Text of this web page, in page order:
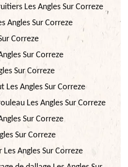
Les Angles Sur Correze
Angles Sur Correze
Correze
Sur Correze
Sur Correze
Les Angles Sur Correze
Les Angles Sur Correze
Sur Correze
Sur Correze
Angles Sur Correze